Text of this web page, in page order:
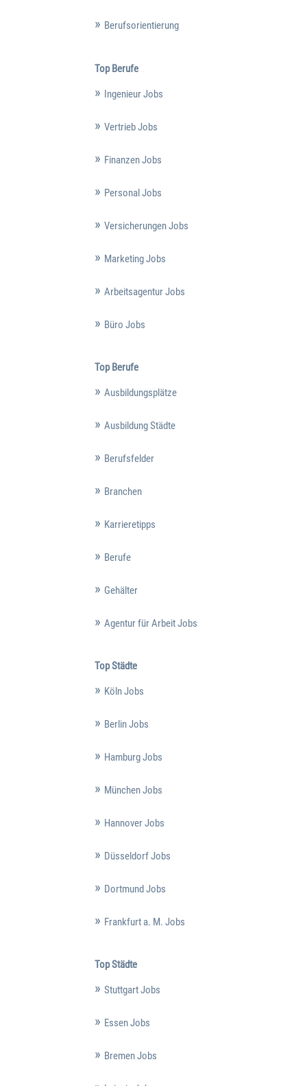
Berufsorientierung
Top Berufe
Ingenieur Jobs
Vertrieb Jobs
Finanzen Jobs
Personal Jobs
Versicherungen Jobs
Marketing Jobs
Arbeitsagentur Jobs
Büro Jobs
Top Berufe
Ausbildungsplätze
Ausbildung Städte
Berufsfelder
Branchen
Karrieretipps
Berufe
Gehälter
Agentur für Arbeit Jobs
Top Städte
Köln Jobs
Berlin Jobs
Hamburg Jobs
München Jobs
Hannover Jobs
Düsseldorf Jobs
Dortmund Jobs
Frankfurt a. M. Jobs
Top Städte
Stuttgart Jobs
Essen Jobs
Bremen Jobs